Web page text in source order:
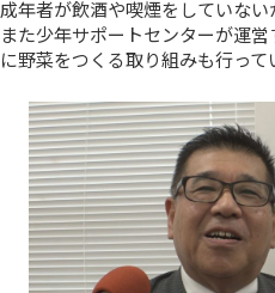
成年者が飲酒や喫煙をしていない
また少年サポートセンターが運
に野菜をつくる取り組みも行って